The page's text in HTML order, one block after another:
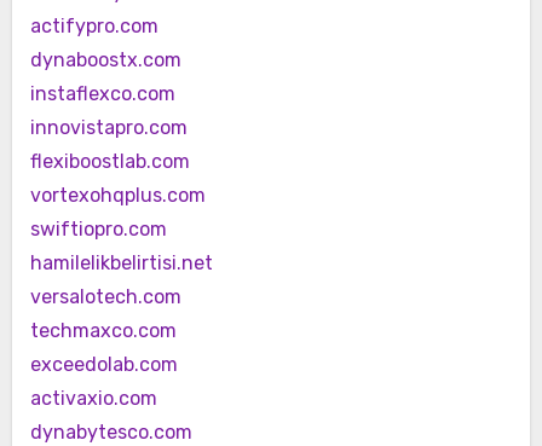
actifypro.com
dynaboostx.com
instaflexco.com
innovistapro.com
flexiboostlab.com
vortexohqplus.com
swiftiopro.com
hamilelikbelirtisi.net
versalotech.com
techmaxco.com
exceedolab.com
activaxio.com
dynabytesco.com